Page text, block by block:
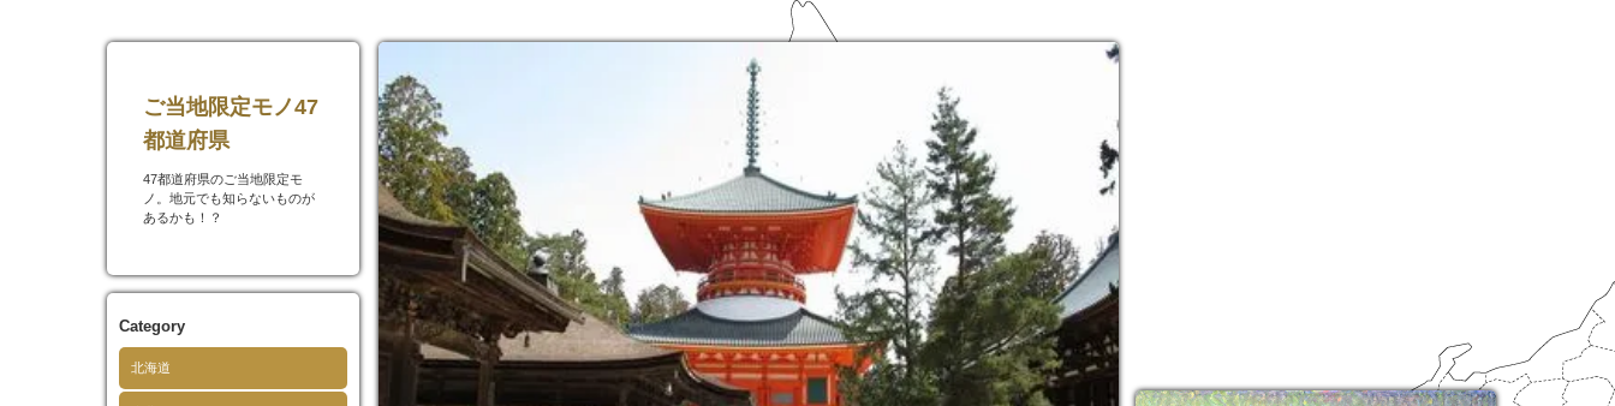
ご当地限定モノ47
都道府県
47都道府県のご当地限定モ
ノ。地元でも知らないものが
あるかも！？
Category
北海道